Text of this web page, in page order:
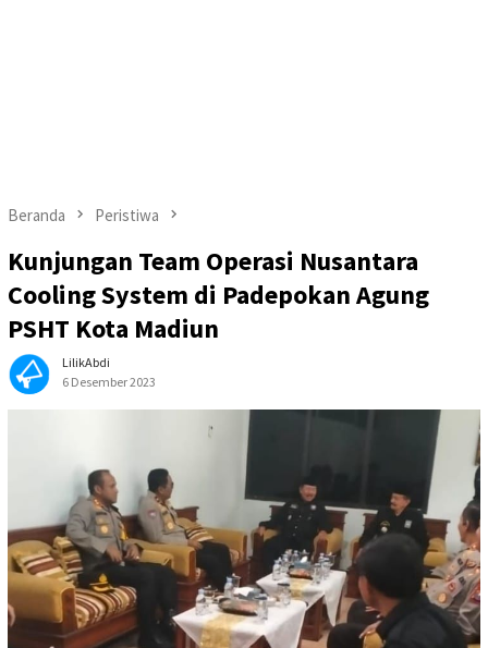
Beranda Peristiwa
Kunjungan Team Operasi Nusantara
Cooling System di Padepokan Agung
PSHT Kota Madiun
LilikAbdi
6 Desember 2023